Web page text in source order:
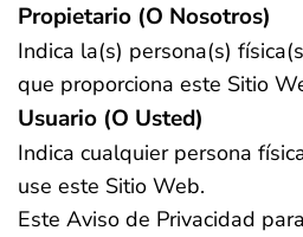
Propietario (o Nosotros)
Indica la(s) persona(s)
que proporciona este Sitio
Usuario (o Usted)
Indica cualquier persona
use este Sitio Web.
Este Aviso de Privacidad